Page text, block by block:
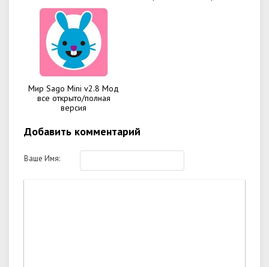
Мир Sago Mini v2.8 Мод
все открыто/полная
версия
Добавить комментарий
Ваше Имя: